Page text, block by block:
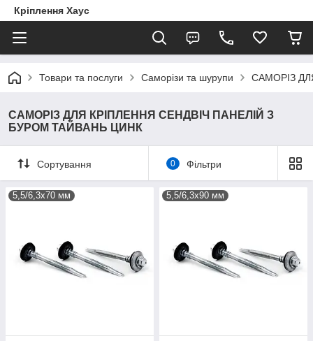
Кріплення Хаус
Товари та послуги Саморізи та шурупи САМОРІЗ
САМОРІЗ ДЛЯ КРІПЛЕННЯ СЕНДВІЧ ПАНЕЛІЙ З
БУРОМ ТАЙВАНЬ ЦИНК
Сортування 0 Фільтри
5,5/6,3х70 мм 5,5/6,3х90 мм